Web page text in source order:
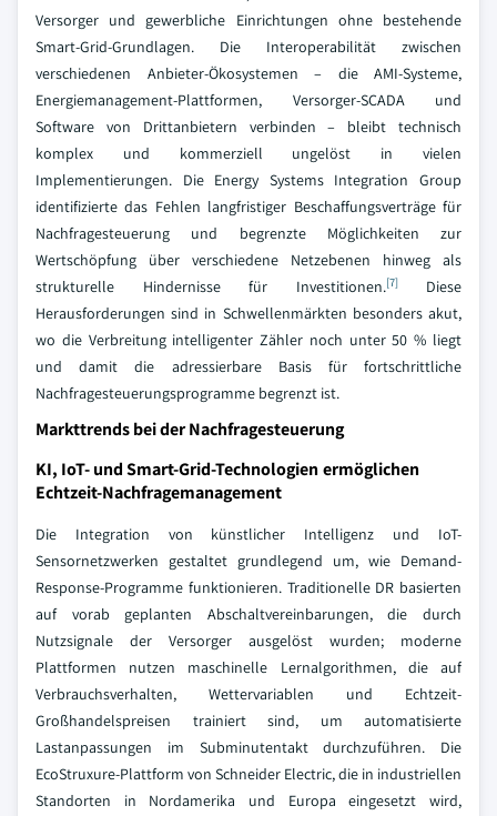
Versorger und gewerbliche Einrichtungen ohne bestehende
Smart-Grid-Grundlagen. Die Interoperabilität zwischen
verschiedenen Anbieter-Ökosystemen – die AMI-Systeme,
Energiemanagement-Plattformen, Versorger-SCADA und
Software von Drittanbietern verbinden – bleibt technisch
komplex und kommerziell ungelöst in vielen
Implementierungen. Die Energy Systems Integration Group
identifizierte das Fehlen langfristiger Beschaffungsverträge für
Nachfragesteuerung und begrenzte Möglichkeiten zur
Wertschöpfung über verschiedene Netzebenen hinweg als
strukturelle Hindernisse für Investitionen.[7]Diese
Herausforderungen sind in Schwellenmärkten besonders akut,
wo die Verbreitung intelligenter Zähler noch unter 50 % liegt
und damit die adressierbare Basis für fortschrittliche
Nachfragesteuerungsprogramme begrenzt ist.
Markttrends bei der Nachfragesteuerung
KI, IoT- und Smart-Grid-Technologien ermöglichen
Echtzeit-Nachfragemanagement
Die Integration von künstlicher Intelligenz und IoT-
Sensornetzwerken gestaltet grundlegend um, wie Demand-
Response-Programme funktionieren. Traditionelle DR basierten
auf vorab geplanten Abschaltvereinbarungen, die durch
Nutzsignale der Versorger ausgelöst wurden; moderne
Plattformen nutzen maschinelle Lernalgorithmen, die auf
Verbrauchsverhalten, Wettervariablen und Echtzeit-
Großhandelspreisen trainiert sind, um automatisierte
Lastanpassungen im Subminutentakt durchzuführen. Die
EcoStruxure-Plattform von Schneider Electric, die in industriellen
Standorten in Nordamerika und Europa eingesetzt wird,